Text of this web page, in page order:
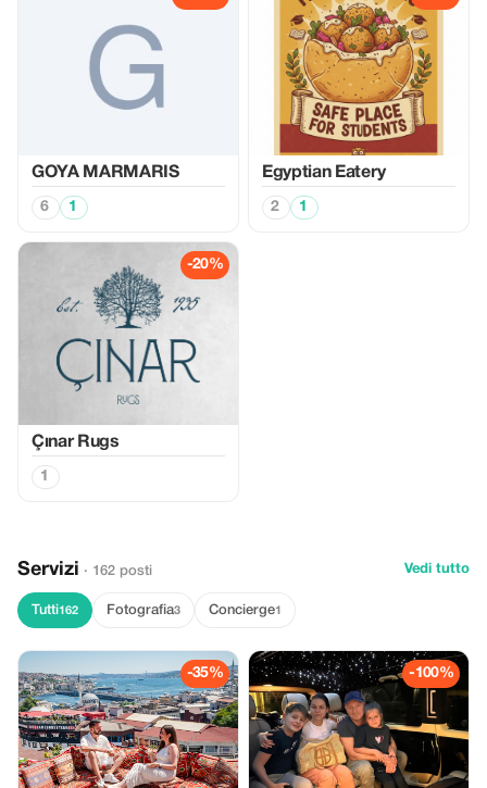
GOYA MARMARIS
6 1
Egyptian Eatery
2 1
-20%
Çınar Rugs
1
Servizi · 162 posti Vedi tutto
Tutti162 Fotografia3 Concierge1
-35% -100%